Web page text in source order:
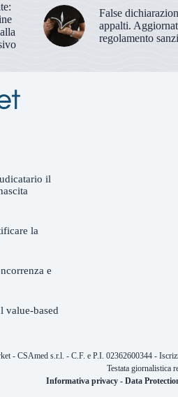
False
appalti.
regolamento
il
la
e
value-based
- CSAmed s.r.l. - C.F. e P.I. 02362600344 -
Testata giornalistica
Informativa privacy -Data